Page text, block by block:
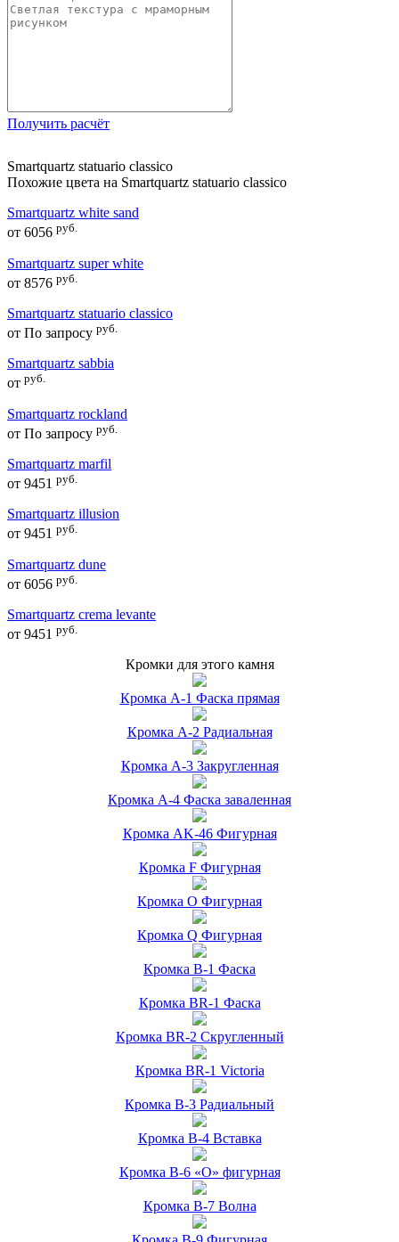
Получить расчёт
Smartquartz statuario classico
Похожие цвета на Smartquartz statuario classico
Smartquartz white sand
от 6056 руб.
Smartquartz super white
от 8576 руб.
Smartquartz statuario classico
от По запросу руб.
Smartquartz sabbia
от руб.
Smartquartz rockland
от По запросу руб.
Smartquartz marfil
от 9451 руб.
Smartquartz illusion
от 9451 руб.
Smartquartz dune
от 6056 руб.
Smartquartz crema levante
от 9451 руб.
Кромки для этого камня
Кромка А-1 Фаска прямая
Кромка А-2 Радиальная
Кромка А-3 Закругленная
Кромка А-4 Фаска заваленная
Кромка AK-46 Фигурная
Кромка F Фигурная
Кромка O Фигурная
Кромка Q Фигурная
Кромка B-1 Фаска
Кромка BR-1 Фаска
Кромка BR-2 Скругленный
Кромка BR-1 Victoria
Кромка B-3 Радиальный
Кромка B-4 Вставка
Кромка B-6 «О» фигурная
Кромка B-7 Волна